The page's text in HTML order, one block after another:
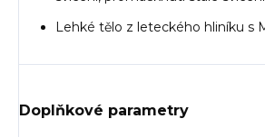
Lehké tělo z leteckého hliníku s
Doplňkové parametry